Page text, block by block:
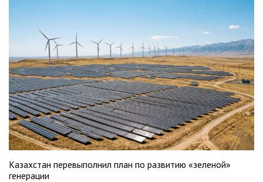
Казахстан перевыполнил план по развитию «зеленой»
генерации